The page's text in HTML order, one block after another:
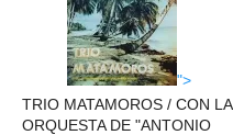
">
TRIO MATAMOROS / CON LA
ORQUESTA DE "ANTONIO